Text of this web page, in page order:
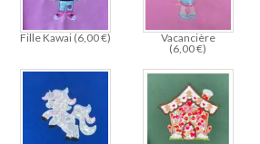
Fille Kawai (6,00€)
Vacancière
(6,00€)